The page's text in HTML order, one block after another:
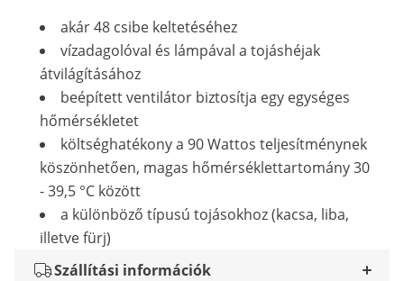
akár 48 csibe keltetéséhez
vízadagolóval és lámpával a tojáshéjak
átvilágításához
beépített ventilátor biztosítja egy egységes
hőmérsékletet
költséghatékony a 90 Wattos teljesítménynek
köszönhetően, magas hőmérséklettartomány 30
- 39,5 °C között
a különböző típusú tojásokhoz (kacsa, liba,
illetve fürj)
Szállítási információk